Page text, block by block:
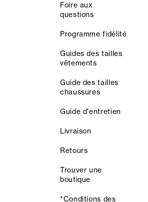
Foire aux
questions
Programme fidélité
Guides des tailles
vêtements
Guide des tailles
chaussures
Guide d'entretien
Livraison
Retours
Trouver une
boutique
*Conditions des